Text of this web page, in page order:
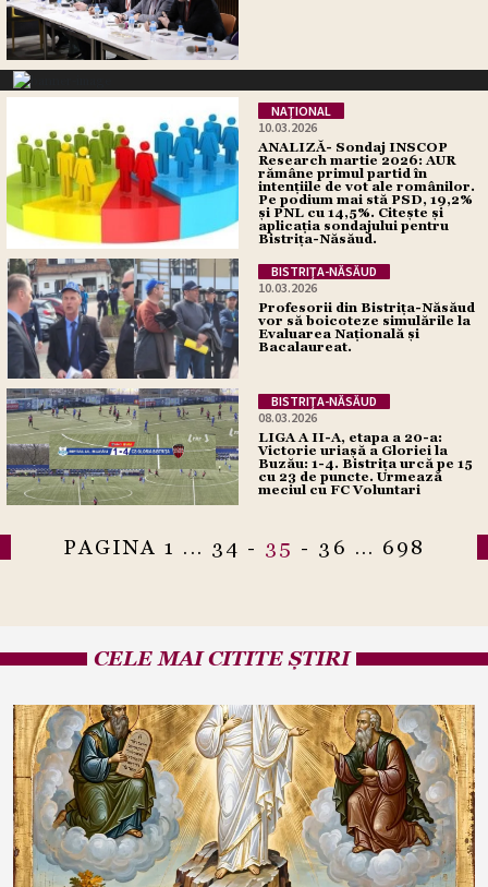
NAŢIONAL
10.03.2026
ANALIZĂ- Sondaj INSCOP
Research martie 2026: AUR
rămâne primul partid în
intențiile de vot ale românilor.
Pe podium mai stă PSD, 19,2%
și PNL cu 14,5%. Citește și
aplicația sondajului pentru
Bistrița-Năsăud.
BISTRIŢA-NĂSĂUD
10.03.2026
Profesorii din Bistrița-Năsăud
vor să boicoteze simulările la
Evaluarea Națională și
Bacalaureat.
BISTRIŢA-NĂSĂUD
08.03.2026
LIGA A II-A, etapa a 20-a:
Victorie uriașă a Gloriei la
Buzău: 1-4. Bistrița urcă pe 15
cu 23 de puncte. Urmează
meciul cu FC Voluntari
PAGINA1 ... 34 - 35 - 36 ... 698
CELE MAI CITITE ȘTIRI